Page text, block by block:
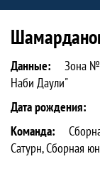
Данные:
Зона №
Наби Даули"
Дата рождения:
Команда:
Сатурн, Сборная